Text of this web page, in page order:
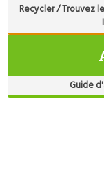
Recycler / Trouvez
Guide